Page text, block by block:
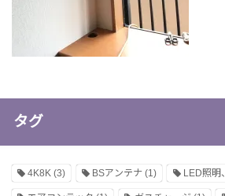
タグ
4K8K (3) BSアンテナ(1) LED照明